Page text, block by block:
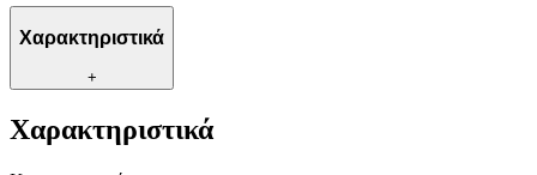
Χαρακτηριστικά
+
Χαρακτηριστικά